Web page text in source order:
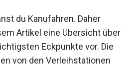
du Kanufahren. Daher
Artikel eine Übersicht über
Eckpunkte vor. Die
von den Verleihstationen